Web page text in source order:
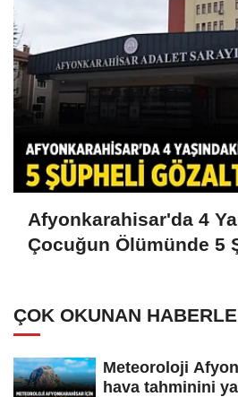
Afyonkarahisar'da 4
Çocuğun Ölümünde 5
ÇOK OKUNAN
Meteoroloji
hava tahminini